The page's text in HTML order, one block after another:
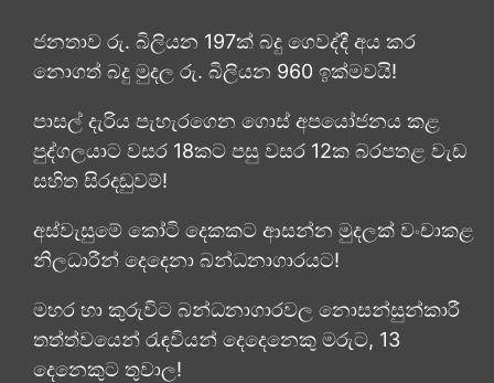
ජනතාව රු. බිලියන 197ක් බදු ගෙවද්දී අය කර
නොගත් බදු මුදල රු. බිලියන 960 ඉක්මවයි!
පාසල් දැරිය පැහැරගෙන ගොස් අපයෝජනය කළ
පුද්ගලයාට වසර 18කට පසු වසර 12ක බරපතළ වැඩ
සහිත සිරදඬුවම්!
අස්වැසුමේ කෝටි දෙකකට ආසන්න මුදලක් වංචාකළ
නිලධාරීන් දෙදෙනා බන්ධනාගාරයට!
මහර හා කුරුවිට බන්ධනාගාරවල නොසන්සුන්කාරී
තත්ත්වයෙන් රැඳවියන් දෙදෙනෙකු මරුට, 13
දෙනෙකුට තුවාල!